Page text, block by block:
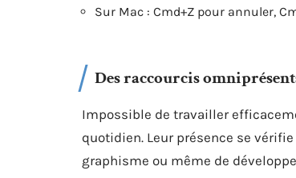
Sur Mac : Cmd+Z pour annuler,
Des raccourcis
Impossible de travailler
quotidien. Leur présence se
graphisme ou même de